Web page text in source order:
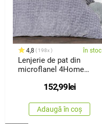
4,8 198x în stoc
Lenjerie de pat din
microflanel 4Home
x 90 cm152,99 lei
Adaugă în coș